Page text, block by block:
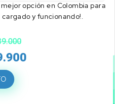
opción en Colombia para
y funcionando!.